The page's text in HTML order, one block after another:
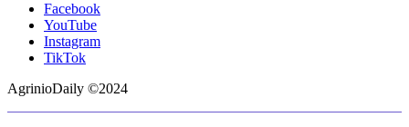
Facebook
YouTube
Instagram
TikTok
AgrinioDaily ©2024